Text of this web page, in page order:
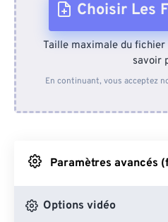
Choisir Les
Depuis
Depuis
Depuis
Taille maximale du fichier
savoir
En continuant, vous acceptez
Paramètres avancés
Options vidéo